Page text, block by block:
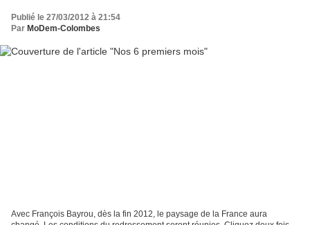
Publié le 27/03/2012 à 21:54
Par MoDem-Colombes
Avec François Bayrou, dès la fin 2012, le paysage de la France aura